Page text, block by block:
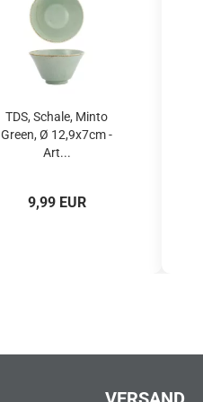
TDS, Schale, Minto
Green, Ø 12,9x7cm -
Art...
9,99 EUR